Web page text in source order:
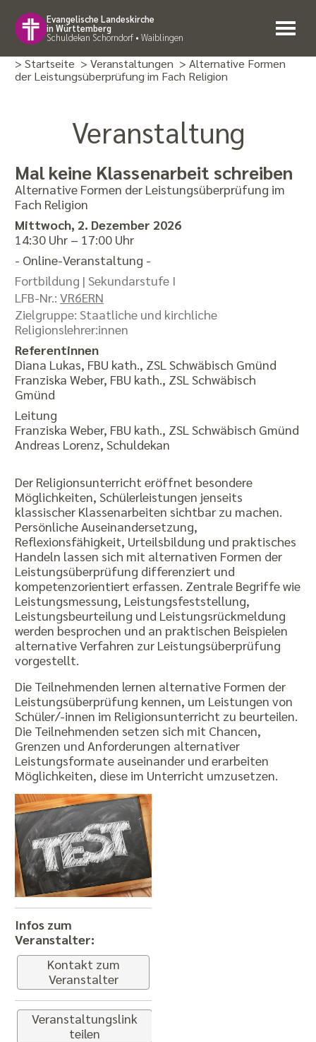
Evangelische Landeskirche
in Württemberg
Schuldekan Schorndorf • Waiblingen
> Startseite > Veranstaltungen > Alternative Formen
der Leistungsüberprüfung im Fach Religion
Veranstaltung
Mal keine Klassenarbeit schreiben
Alternative Formen der Leistungsüberprüfung im
Fach Religion
Mittwoch, 2. Dezember 2026
14:30 Uhr – 17:00 Uhr
- Online-Veranstaltung -
Fortbildung | Sekundarstufe I
LFB-Nr.: VR6ERN
Zielgruppe: Staatliche und kirchliche
Religionslehrer:innen
Referentinnen
Diana Lukas, FBU kath., ZSL Schwäbisch Gmünd
Franziska Weber, FBU kath., ZSL Schwäbisch
Gmünd
Leitung
Franziska Weber, FBU kath., ZSL Schwäbisch Gmünd
Andreas Lorenz, Schuldekan
Der Religionsunterricht eröffnet besondere
Möglichkeiten, Schülerleistungen jenseits
klassischer Klassenarbeiten sichtbar zu machen.
Persönliche Auseinandersetzung,
Reflexionsfähigkeit, Urteilsbildung und praktisches
Handeln lassen sich mit alternativen Formen der
Leistungsüberprüfung differenziert und
kompetenzorientiert erfassen. Zentrale Begriffe wie
Leistungsmessung, Leistungsfeststellung,
Leistungsbeurteilung und Leistungsrückmeldung
werden besprochen und an praktischen Beispielen
alternative Verfahren zur Leistungsüberprüfung
vorgestellt.
Die Teilnehmenden lernen alternative Formen der
Leistungsüberprüfung kennen, um Leistungen von
Schüler/-innen im Religionsunterricht zu beurteilen.
Die Teilnehmenden setzen sich mit Chancen,
Grenzen und Anforderungen alternativer
Leistungsformate auseinander und erarbeiten
Möglichkeiten, diese im Unterricht umzusetzen.
Infos zum
Veranstalter:
Kontakt zum
Veranstalter
Veranstaltungslink
teilen